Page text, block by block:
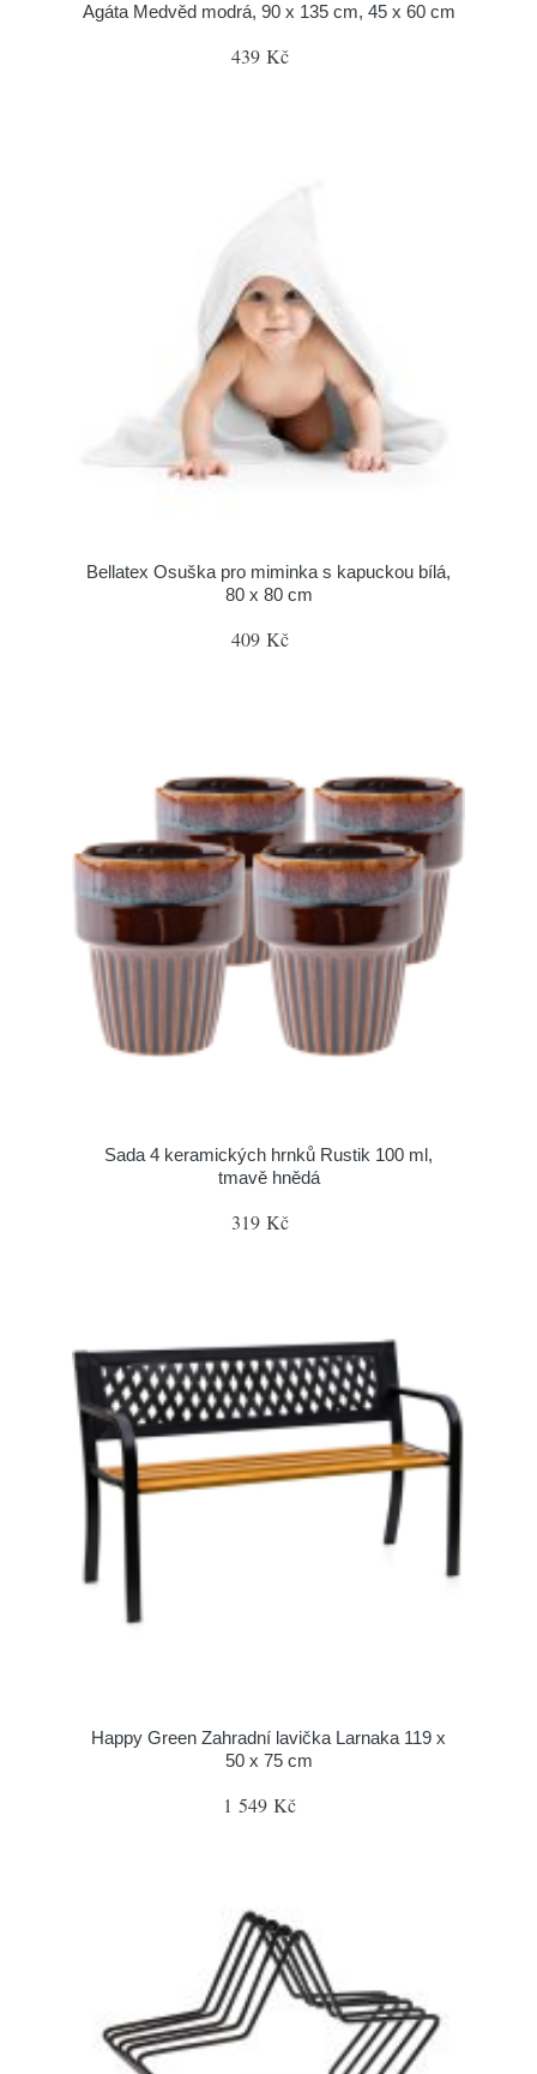
Agáta Medvěd modrá, 90 x 135 cm, 45 x 60 cm
439 Kč
Bellatex Osuška pro miminka s kapuckou bílá,
80 x 80 cm
409 Kč
Sada 4 keramických hrnků Rustik 100 ml,
tmavě hnědá
319 Kč
Happy Green Zahradní lavička Larnaka 119 x
50 x 75 cm
1 549 Kč